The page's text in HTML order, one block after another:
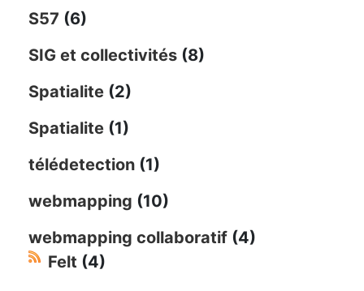
S57 (6)
SIG et collectivités (8)
Spatialite (2)
Spatialite (1)
télédetection (1)
webmapping (10)
webmapping collaboratif (4)
Felt (4)